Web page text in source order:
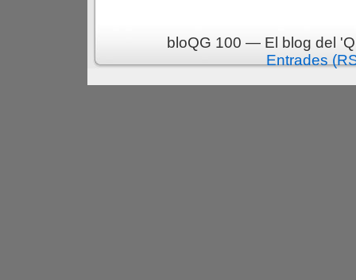
bloQG 100 — El blog del
Entrades